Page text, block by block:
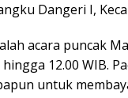
Dangeri I,
acara puncak
12.00 WIB.
untuk